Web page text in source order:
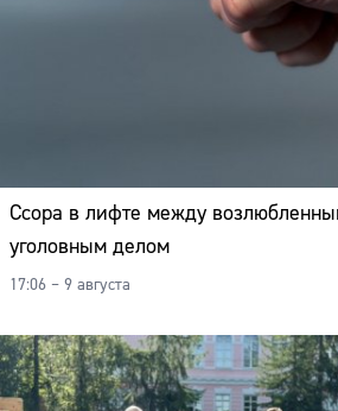
Ссора в лифте между
уголовным делом
17:06 – 9 августа